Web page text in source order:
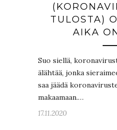
TULOSTA)
AIKA
Suo siellä,
älähtää, jonka
saa jäädä
makaamaan.…
17.11.2020